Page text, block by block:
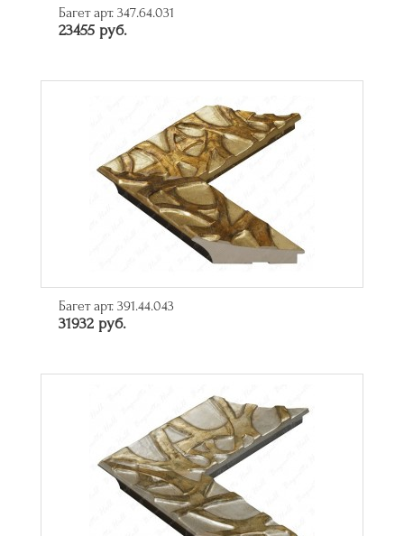
Багет арт. 347.64.031
23455 руб.
Багет арт. 391.44.043
31932 руб.